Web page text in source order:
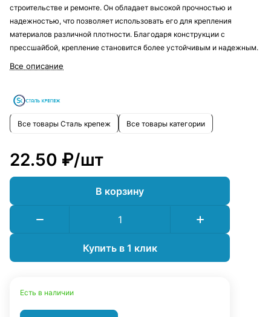
строительстве и ремонте. Он обладает высокой прочностью и
надежностью, что позволяет использовать его для крепления
материалов различной плотности. Благодаря конструкции с
прессшайбой, крепление становится более устойчивым и надежным.
Все описание
Все товары Сталь крепеж Все товары категории
22.50 ₽/шт
В корзину
Купить в 1 клик
Есть в наличии